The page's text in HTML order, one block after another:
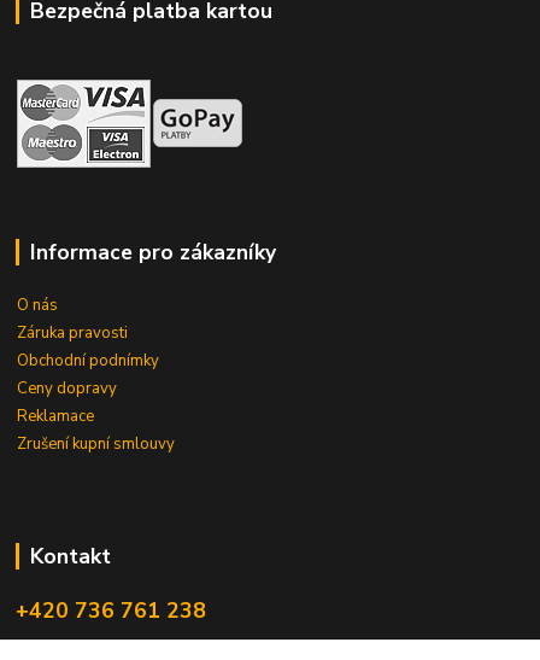
Bezpečná platba kartou
Informace pro zákazníky
O nás
Záruka pravosti
Obchodní podnímky
Ceny dopravy
Reklamace
Zrušení kupní smlouvy
Kontakt
+420 736 761 238